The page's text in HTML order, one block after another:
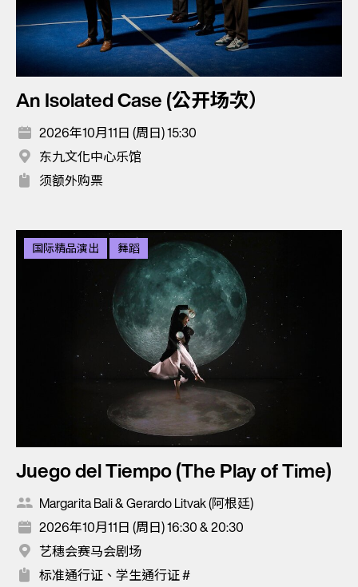
An Isolated Case (公开场次）
2026年10月11日 (周日) 15:30
东九文化中心乐馆
须额外购票
国际精品演出 舞蹈
Juego del Tiempo (The Play of Time)
Margarita Bali & Gerardo Litvak (阿根廷)
2026年10月11日 (周日) 16:30 & 20:30
艺穗会赛马会剧场
标准通行证、学生通行证 #